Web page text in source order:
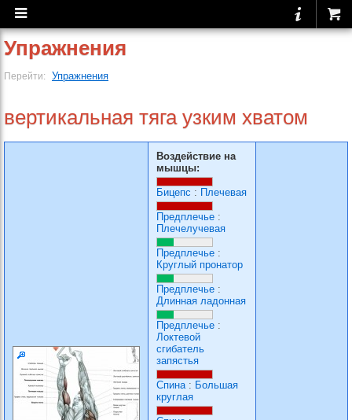
Упражнения
Перейти: Упражнения
вертикальная тяга узким хватом
Воздействие на
мышцы:
Бицепс : Плечевая
Предплечье :
Плечелучевая
Предплечье :
Круглый пронатор
Предплечье :
Длинная ладонная
Предплечье :
Локтевой
сгибатель
запястья
Спина: Большая
круглая